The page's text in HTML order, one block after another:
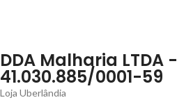
DDA Malharia LTDA -
41.030.885/0001-59
Loja Uberlândia